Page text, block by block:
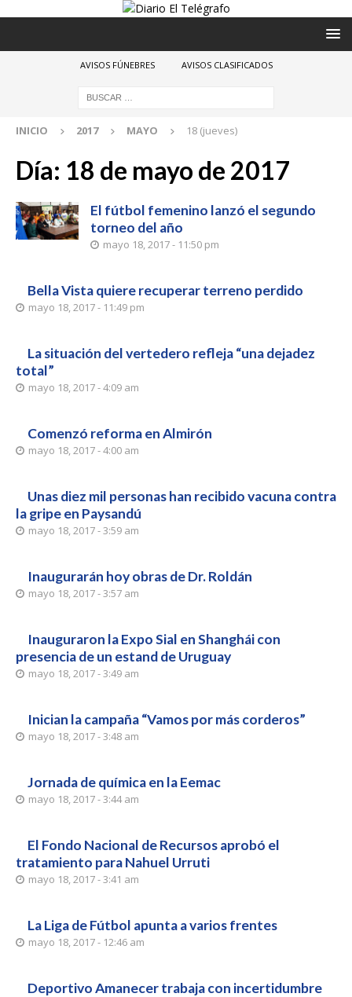
AVISOS FÚNEBRES AVISOS CLASIFICADOS
INICIO 2017 MAYO 18 (jueves)
Día: 18 de mayo de 2017
El fútbol femenino lanzó el segundo
torneo del año
mayo 18, 2017 - 11:50 pm
Bella Vista quiere recuperar terreno perdido
mayo 18, 2017 - 11:49 pm
La situación del vertedero refleja “una dejadez
total”
mayo 18, 2017 - 4:09 am
Comenzó reforma en Almirón
mayo 18, 2017 - 4:00 am
Unas diez mil personas han recibido vacuna contra
la gripe en Paysandú
mayo 18, 2017 - 3:59 am
Inaugurarán hoy obras de Dr. Roldán
mayo 18, 2017 - 3:57 am
Inauguraron la Expo Sial en Shanghái con
presencia de un estand de Uruguay
mayo 18, 2017 - 3:49 am
Inician la campaña “Vamos por más corderos”
mayo 18, 2017 - 3:48 am
Jornada de química en la Eemac
mayo 18, 2017 - 3:44 am
El Fondo Nacional de Recursos aprobó el
tratamiento para Nahuel Urruti
mayo 18, 2017 - 3:41 am
La Liga de Fútbol apunta a varios frentes
mayo 18, 2017 - 12:46 am
Deportivo Amanecer trabaja con incertidumbre